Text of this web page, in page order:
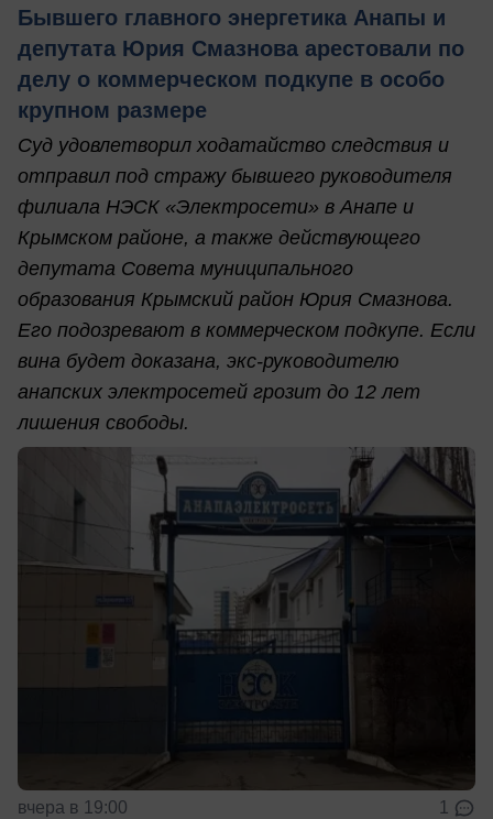
Бывшего главного энергетика Анапы и
депутата Юрия Смазнова арестовали по
делу о коммерческом подкупе в особо
крупном размере
Суд удовлетворил ходатайство следствия и
отправил под стражу бывшего руководителя
филиала НЭСК «Электросети» в Анапе и
Крымском районе, а также действующего
депутата Совета муниципального
образования Крымский район Юрия Смазнова.
Его подозревают в коммерческом подкупе. Если
вина будет доказана, экс-руководителю
анапских электросетей грозит до 12 лет
лишения свободы.
вчера в 19:00 1